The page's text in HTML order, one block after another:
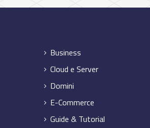
Business
Cloud e Server
Domini
E-Commerce
Guide & Tutorial